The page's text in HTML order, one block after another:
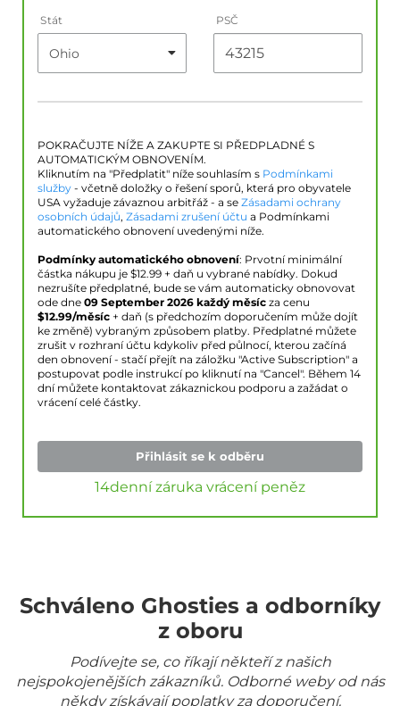
Stát PSČ
POKRAČUJTE NÍŽE A ZAKUPTE SI PŘEDPLADNÉ S
AUTOMATICKÝM OBNOVENÍM.
Kliknutím na "Předplatit" níže souhlasím s Podmínkami
služby - včetně doložky o řešení sporů, která pro obyvatele
USA vyžaduje závaznou arbitřáž - a se Zásadami ochrany
osobních údajů, Zásadami zrušení účtu a Podmínkami
automatického obnovení uvedenými níže.
Podmínky automatického obnovení: Prvotní minimální
částka nákupu je $12.99 + daň u vybrané nabídky. Dokud
nezrušíte předplatné, bude se vám automaticky obnovovat
ode dne 09 September 2026 každý měsíc za cenu
$12.99/měsíc + daň (s předchozím doporučením může dojít
ke změně) vybraným způsobem platby. Předplatné můžete
zrušit v rozhraní účtu kdykoliv před půlnocí, kterou začíná
den obnovení - stačí přejít na záložku "Active Subscription" a
postupovat podle instrukcí po kliknutí na "Cancel". Během 14
dní můžete kontaktovat zákaznickou podporu a zažádat o
vrácení celé částky.
Přihlásit se k odběru
14denní záruka vrácení peněz
Schváleno Ghosties a odborníky
z oboru
Podívejte se, co říkají někteří z našich
nejspokojenějších zákazníků. Odborné weby od nás
někdy získávají poplatky za doporučení.